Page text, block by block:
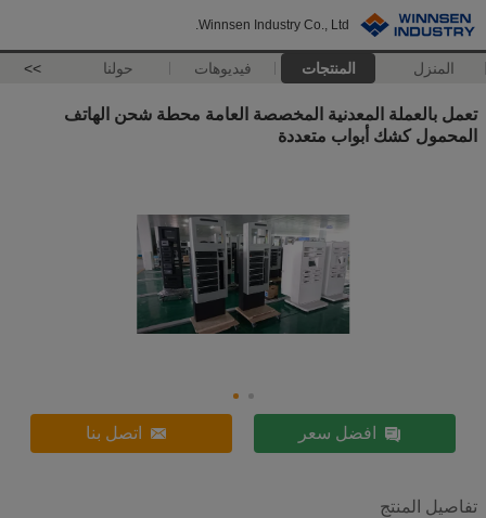
Winnsen Industry Co., Ltd.
المنزل المنتجات فيديوهات حولنا >>
تعمل بالعملة المعدنية المخصصة العامة محطة شحن الهاتف
المحمول كشك أبواب متعددة
افضل سعر اتصل بنا
تفاصيل المنتج